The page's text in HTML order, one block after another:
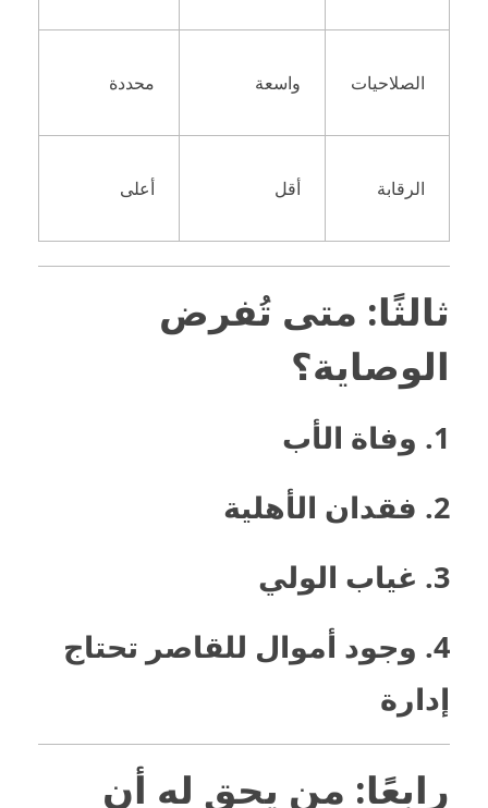
الصلاحيات واسعة محددة
الرقابة أقل أعلى
ثالثًا: متى تُفرض
الوصاية؟
1. وفاة الأب
2. فقدان الأهلية
3. غياب الولي
4. وجود أموال للقاصر تحتاج
إدارة
رابعًا: من يحق له أن